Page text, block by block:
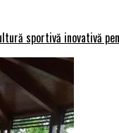
sportivă inovativă